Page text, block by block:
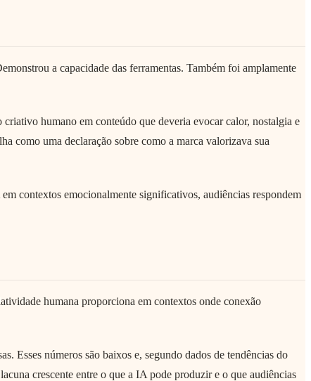
a capacidade das ferramentas. Também foi amplamente
humano em conteúdo que deveria evocar calor, nostalgia e
como uma declaração sobre como a marca valorizava sua
contextos emocionalmente significativos, audiências respondem
humana proporciona em contextos onde conexão
Esses números são baixos e, segundo dados de tendências do
crescente entre o que a IA pode produzir e o que audiências